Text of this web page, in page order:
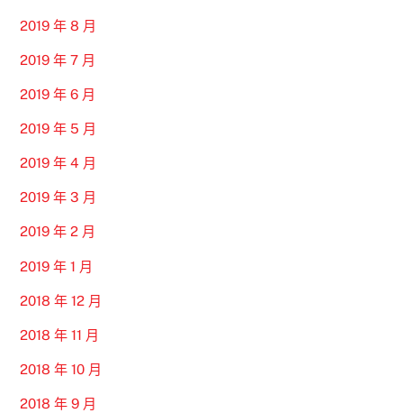
2019 年 8 月
2019 年 7 月
2019 年 6 月
2019 年 5 月
2019 年 4 月
2019 年 3 月
2019 年 2 月
2019 年 1 月
2018 年 12 月
2018 年 11 月
2018 年 10 月
2018 年 9 月